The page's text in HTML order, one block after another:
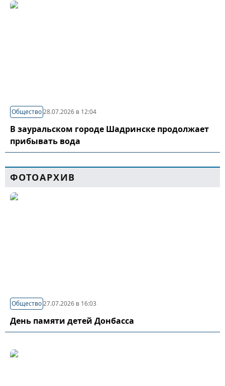
Общество28.07.2026 в 12:04
В зауральском городе Шадринске продолжает
прибывать вода
ФОТОАРХИВ
Общество27.07.2026 в 16:03
День памяти детей Донбасса